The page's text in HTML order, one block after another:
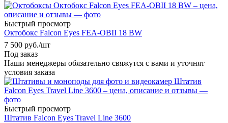
Быстрый просмотр
Октобокс Falcon Eyes FEA-OBII 18 BW
7 500 руб./шт
Под заказ
Наши менеджеры обязательно свяжутся с вами и уточнят
условия заказа
Быстрый просмотр
Штатив Falcon Eyes Travel Line 3600